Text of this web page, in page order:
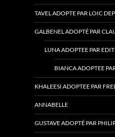
TAVEL ADOPTE PAR LOIC
GALBENEL ADOPTÉ PAR
LUNA ADOPTEE PAR
BIANCA ADOPTEE
KHALEESI ADOPTEE PAR
ANNABELLE
GUSTAVE ADOPTÉ PAR